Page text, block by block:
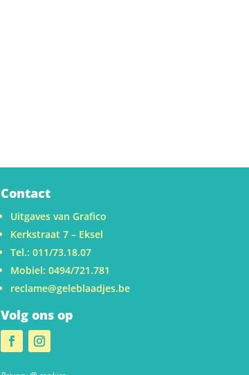
Contact
Uitgaves van Grafico
Kerkstraat 7 – Eksel
Tel.: 011/73.18.07
Mobiel: 0494/721.781
reclame@geleblaadjes.be
Volg ons op